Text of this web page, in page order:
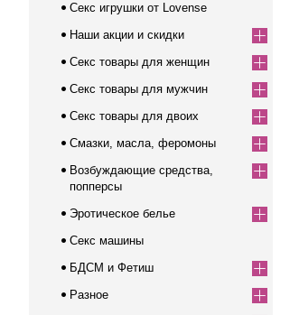
Секс игрушки от Lovense
Наши акции и скидки
Секс товары для женщин
Секс товары для мужчин
Секс товары для двоих
Смазки, масла, феромоны
Возбуждающие средства,
попперсы
Эротическое белье
Секс машины
БДСМ и Фетиш
Разное